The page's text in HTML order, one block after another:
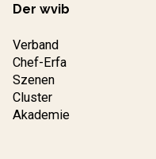
Der wvib
Verband
Chef-Erfa
Szenen
Cluster
Akademie